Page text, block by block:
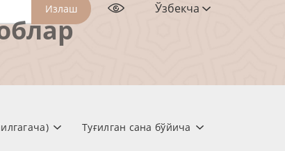
Излаш Ўзбекча
Туғилган сана бўйича